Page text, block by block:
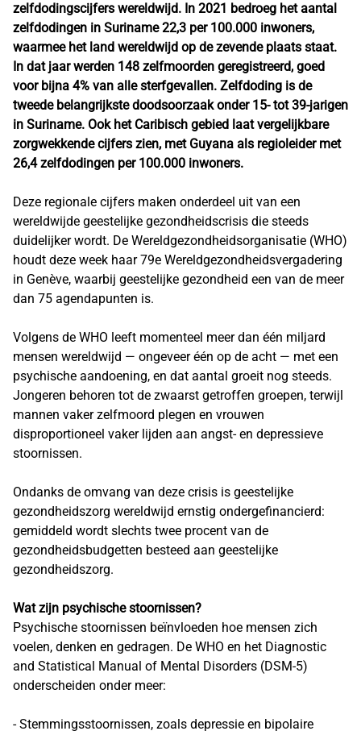
zelfdodingscijfers wereldwijd. In 2021 bedroeg het aantal
zelfdodingen in Suriname 22,3 per 100.000 inwoners,
waarmee het land wereldwijd op de zevende plaats staat.
In dat jaar werden 148 zelfmoorden geregistreerd, goed
voor bijna 4% van alle sterfgevallen. Zelfdoding is de
tweede belangrijkste doodsoorzaak onder 15- tot 39-jarigen
in Suriname. Ook het Caribisch gebied laat vergelijkbare
zorgwekkende cijfers zien, met Guyana als regioleider met
26,4 zelfdodingen per 100.000 inwoners.
Deze regionale cijfers maken onderdeel uit van een
wereldwijde geestelijke gezondheidscrisis die steeds
duidelijker wordt. De Wereldgezondheidsorganisatie (WHO)
houdt deze week haar 79e Wereldgezondheidsvergadering
in Genève, waarbij geestelijke gezondheid een van de meer
dan 75 agendapunten is.
Volgens de WHO leeft momenteel meer dan één miljard
mensen wereldwijd — ongeveer één op de acht — met een
psychische aandoening, en dat aantal groeit nog steeds.
Jongeren behoren tot de zwaarst getroffen groepen, terwijl
mannen vaker zelfmoord plegen en vrouwen
disproportioneel vaker lijden aan angst- en depressieve
stoornissen.
Ondanks de omvang van deze crisis is geestelijke
gezondheidszorg wereldwijd ernstig ondergefinancierd:
gemiddeld wordt slechts twee procent van de
gezondheidsbudgetten besteed aan geestelijke
gezondheidszorg.
Wat zijn psychische stoornissen?
Psychische stoornissen beïnvloeden hoe mensen zich
voelen, denken en gedragen. De WHO en het Diagnostic
and Statistical Manual of Mental Disorders (DSM-5)
onderscheiden onder meer:
- Stemmingsstoornissen, zoals depressie en bipolaire